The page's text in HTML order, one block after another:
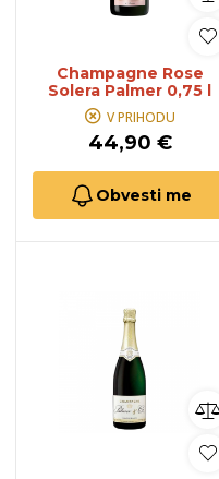
Champagne Rose
Solera Palmer 0,75 l
V PRIHODU
44,90 €
Obvesti me